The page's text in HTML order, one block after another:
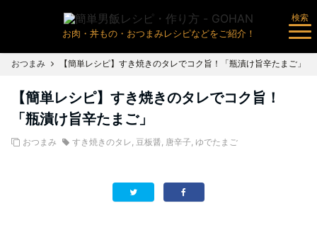
お肉・丼もの・おつまみレシピなどをご紹介！
検索
おつまみ 【簡単レシピ】すき焼きのタレでコク旨！「瓶漬け旨辛たまご」
【簡単レシピ】すき焼きのタレでコク旨！
「瓶漬け旨辛たまご」
おつまみ すき焼きのタレ, 豆板醤, 唐辛子, ゆでたまご